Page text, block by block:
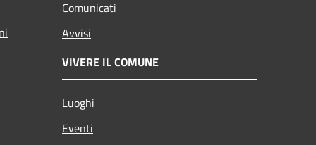
Comunicati
Avvisi
VIVERE IL COMUNE
Luoghi
Eventi